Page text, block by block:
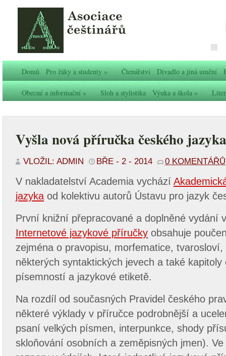
Domů Pro žáky a studenty» Čtenářství Divadlo a jiná umění
Obecné a informační» Sloh a stylistika Výuka a škola»
Vyšla nová příručka českého jazyka
VLOŽIL: ADMIN BŘE - 2 - 2014 0 KOMENTÁŘŮ
V nakladatelství Academia vychází
jazyka od kolektivu autorů Ústavu pro jazyk
První knižní přepracované a doplněné vydání
Internetové jazykové příručky obsahuje
zejména o pravopisu, morfematice,
některých syntaktických jevech a také
písemností a jazykové etiketě.
Na rozdíl od současných Pravidel českého
některé výklady v příručce podrobnější a
psaní velkých písmen, interpunkce, shody
skloňování osobních a zeměpisných jmen).